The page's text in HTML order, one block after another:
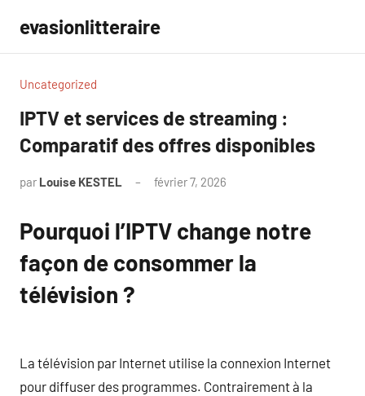
contenu
evasionlitteraire
Uncategorized
IPTV et services de streaming :
Comparatif des offres disponibles
par Louise KESTEL février 7, 2026
Pourquoi l’IPTV change notre
façon de consommer la
télévision ?
La télévision par Internet utilise la connexion Internet
pour diffuser des programmes. Contrairement à la